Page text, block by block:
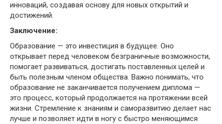
инноваций, создавая основу для новых открытий и
достижений.
Заключение:
Образование — это инвестиция в будущее. Оно
открывает перед человеком безграничные возможности,
помогает развиваться, достигать поставленных целей и
быть полезным членом общества. Важно понимать, что
образование не заканчивается получением диплома —
это процесс, который продолжается на протяжении всей
жизни. Стремление к знаниям и саморазвитию делает нас
лучше и позволяет идти в ногу с быстро меняющимся